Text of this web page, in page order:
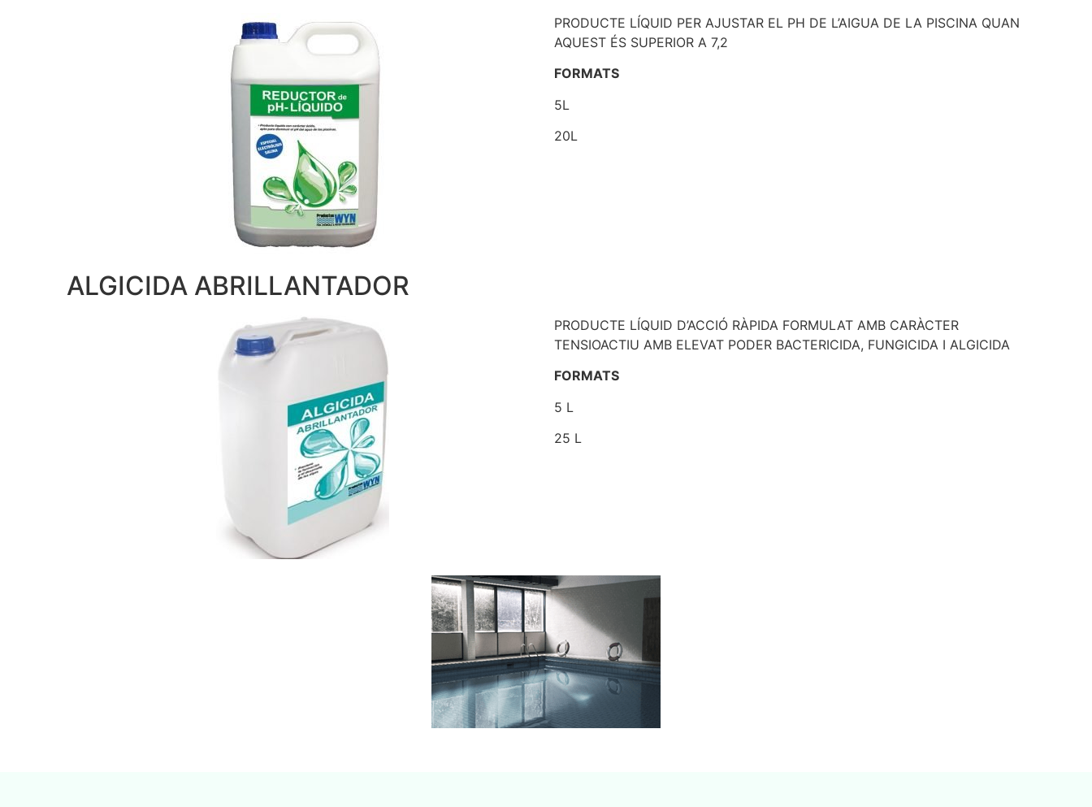
PRODUCTE LÍQUID PER AJUSTAR EL PH DE L’AIGUA DE LA PISCINA QUAN
AQUEST ÉS SUPERIOR A 7,2
FORMATS
5L
20L
ALGICIDA ABRILLANTADOR
PRODUCTE LÍQUID D’ACCIÓ RÀPIDA FORMULAT AMB CARÀCTER
TENSIOACTIU AMB ELEVAT PODER BACTERICIDA, FUNGICIDA I ALGICIDA
FORMATS
5 L
25 L